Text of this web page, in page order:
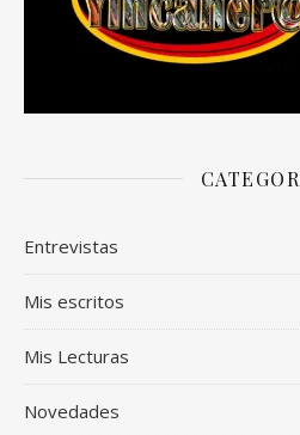
Entrevistas
Mis escritos
Mis Lecturas
Novedades